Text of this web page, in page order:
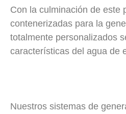
Con la culminación de este
contenerizadas para la
totalmente personalizados
características del agua de
Nuestros sistemas de